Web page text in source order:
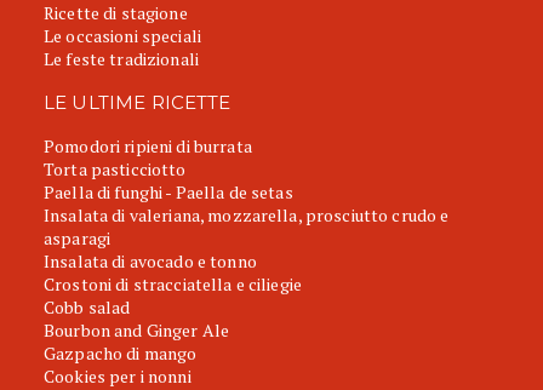
Ricette di stagione
Le occasioni speciali
Le feste tradizionali
LE ULTIME RICETTE
Pomodori ripieni di burrata
Torta pasticciotto
Paella di funghi - Paella de setas
Insalata di valeriana, mozzarella, prosciutto crudo e
asparagi
Insalata di avocado e tonno
Crostoni di stracciatella e ciliegie
Cobb salad
Bourbon and Ginger Ale
Gazpacho di mango
Cookies per i nonni